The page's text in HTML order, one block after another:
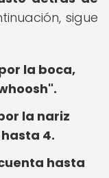
sigue
la boca,
la nariz
4.
hasta